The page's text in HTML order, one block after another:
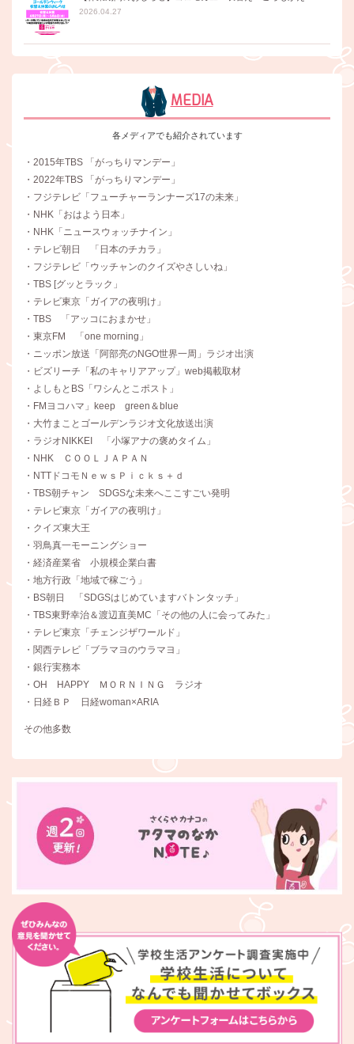
2026.04.27
MEDIA
各メディアでも紹介されています
・2015年TBS 「がっちりマンデー」
・2022年TBS 「がっちりマンデー」
・フジテレビ「フューチャーランナーズ17の未来」
・NHK「おはよう日本」
・NHK「ニュースウォッチナイン」
・テレビ朝日 「日本のチカラ」
・フジテレビ「ウッチャンのクイズやさしいね」
・TBS [グッとラック」
・テレビ東京「ガイアの夜明け」
・TBS 「アッコにおまかせ」
・東京FM 「one morning」
・ニッポン放送「阿部亮のNGO世界一周」ラジオ出演
・ビズリーチ「私のキャリアアップ」web掲載取材
・よしもとBS「ワシんとこポスト」
・FMヨコハマ」keep green＆blue
・大竹まことゴールデンラジオ文化放送出演
・ラジオNIKKEI 「小塚アナの褒めタイム」
・NHK ＣＯＯＬＪＡＰＡＮ
・NTTドコモＮｅｗｓＰｉｃｋｓ＋ｄ
・TBS朝チャン SDGSな未来へここすごい発明
・テレビ東京「ガイアの夜明け」
・クイズ東大王
・羽鳥真一モーニングショー
・経済産業省 小規模企業白書
・地方行政「地域で稼ごう」
・BS朝日 「SDGSはじめていますバトンタッチ」
・TBS東野幸治＆渡辺直美MC「その他の人に会ってみた」
・テレビ東京「チェンジザワールド」
・関西テレビ「ブラマヨのウラマヨ」
・銀行実務本
・OH HAPPY ＭＯＲＮＩＮＧ ラジオ
・日経ＢＰ 日経woman×ARIA
その他多数